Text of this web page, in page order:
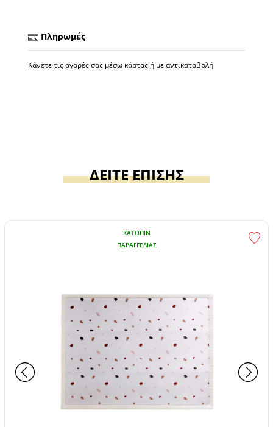
Πληρωμές
Κάνετε τις αγορές σας μέσω κάρτας ή με αντικαταβολή
ΔΕΙΤΕ ΕΠΙΣΗΣ
ΚΑΤΌΠΙΝ
ΠΑΡΑΓΓΕΛΊΑΣ